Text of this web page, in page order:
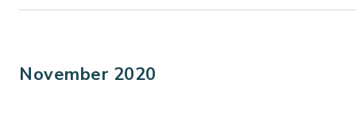
November 2020